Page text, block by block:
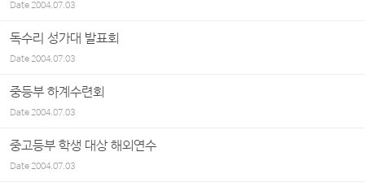
Date2004.07.03
독수리 성가대 발표회
Date2004.07.03
중등부 하계수련회
Date2004.07.03
중고등부 학생 대상 해외연수
Date2004.07.03